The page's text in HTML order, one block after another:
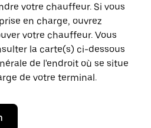
votre chauffeur. Si vous
en charge, ouvrez
votre chauffeur. Vous
la carte(s) ci-dessous
de l'endroit où se situe
de votre terminal.